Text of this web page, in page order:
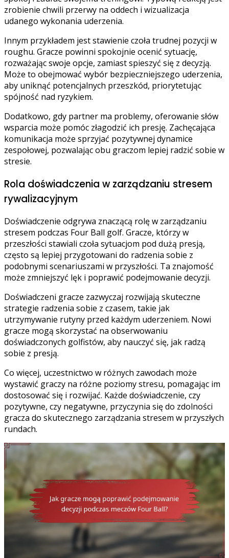
zrobienie chwili przerwy na oddech i wizualizacja
udanego wykonania uderzenia.
Innym przykładem jest stawienie czoła trudnej pozycji w
roughu. Gracze powinni spokojnie ocenić sytuację,
rozważając swoje opcje, zamiast spieszyć się z decyzją.
Może to obejmować wybór bezpieczniejszego uderzenia,
aby uniknąć potencjalnych przeszkód, priorytetując
spójność nad ryzykiem.
Dodatkowo, gdy partner ma problemy, oferowanie słów
wsparcia może pomóc złagodzić ich presję. Zachęcająca
komunikacja może sprzyjać pozytywnej dynamice
zespołowej, pozwalając obu graczom lepiej radzić sobie w
stresie.
Rola doświadczenia w zarządzaniu stresem
rywalizacyjnym
Doświadczenie odgrywa znaczącą rolę w zarządzaniu
stresem podczas Four Ball golf. Gracze, którzy w
przeszłości stawiali czoła sytuacjom pod dużą presją,
często są lepiej przygotowani do radzenia sobie z
podobnymi scenariuszami w przyszłości. Ta znajomość
może zmniejszyć lęk i poprawić podejmowanie decyzji.
Doświadczeni gracze zazwyczaj rozwijają skuteczne
strategie radzenia sobie z czasem, takie jak
utrzymywanie rutyny przed każdym uderzeniem. Nowi
gracze mogą skorzystać na obserwowaniu
doświadczonych golfistów, aby nauczyć się, jak radzą
sobie z presją.
Co więcej, uczestnictwo w różnych zawodach może
wystawić graczy na różne poziomy stresu, pomagając im
dostosować się i rozwijać. Każde doświadczenie, czy
pozytywne, czy negatywne, przyczynia się do zdolności
gracza do skutecznego zarządzania stresem w przyszłych
rundach.